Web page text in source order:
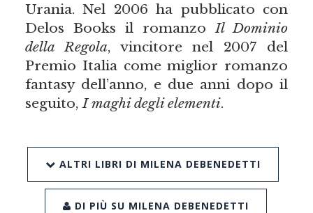
Urania. Nel 2006 ha pubblicato con
Delos Books il romanzoIl Dominio
della Regola, vincitore nel 2007 del
Premio Italia come miglior romanzo
fantasy dell’anno, e due anni dopo il
seguito,I maghi degli elementi.
ALTRI LIBRI DI MILENA DEBENEDETTI
DI PIÙ SU MILENA DEBENEDETTI